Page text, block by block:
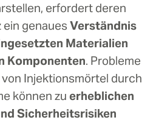
erfordert deren
genaues Verständnis
Materialien
Komponenten. Probleme
Injektionsmörtel durch
können zu erheblichen
Sicherheitsrisiken